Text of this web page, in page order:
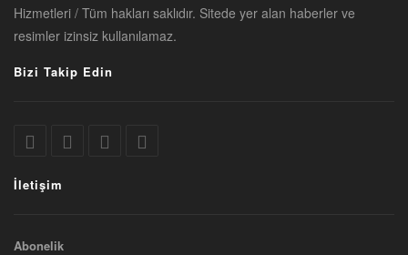
Hizmetleri / Tüm hakları saklıdır. Sitede yer alan haberler ve
resimler izinsiz kullanılamaz.
Bizi Takip Edin
İletişim
Abonelik